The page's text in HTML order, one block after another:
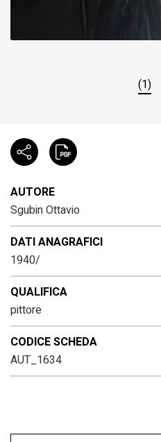
(1)
AUTORE
Sgubin Ottavio
DATI ANAGRAFICI
1940/
QUALIFICA
pittore
CODICE SCHEDA
AUT_1634